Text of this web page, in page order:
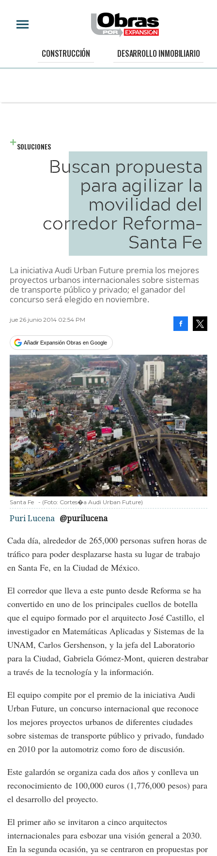
CONSTRUCCIÓN DESARROLLO INMOBILIARIO
SOLUCIONES
Buscan propuesta
para agilizar la
movilidad del
corredor Reforma-
Santa Fe
La iniciativa Audi Urban Future premia los mejores
proyectos urbanos internacionales sobre sistemas
de transporte público y privado; el ganador del
concurso será elegido en noviembre.
jue 26 junio 2014 02:54 PM
Añadir Expansión Obras en Google
Santa Fe - (Foto: Cortes�a Audi Urban Future)
Puri Lucena @purilucena
Cada día, alrededor de 265,000 personas sufren horas de
tráfico para poder desplazarse hasta su lugar de trabajo
en Santa Fe, en la Ciudad de México.
El corredor que lleva a este punto desde Reforma se ha
convertido en uno de los principales cuellos de botella
que el equipo formado por el arquitecto José Castillo, el
investigador en Matemáticas Aplicadas y Sistemas de la
UNAM, Carlos Gershenson, y la jefa del Laboratorio
para la Ciudad, Gabriela Gómez-Mont, quieren destrabar
a través de la tecnología y la información.
El equipo compite por el premio de la iniciativa Audi
Urban Future, un concurso internacional que reconoce
los mejores proyectos urbanos de diferentes ciudades
sobre sistemas de transporte público y privado, fundado
en 2010 por la automotriz como foro de discusión.
Este galardón se organiza cada dos años y conlleva un
reconocimiento de 100,000 euros (1,776,000 pesos) para
el desarrollo del proyecto.
El primer año se invitaron a cinco arquitectos
internacionales para esbozar una visión general a 2030.
En la segunda ocasión, ya se centraron en propuestas por